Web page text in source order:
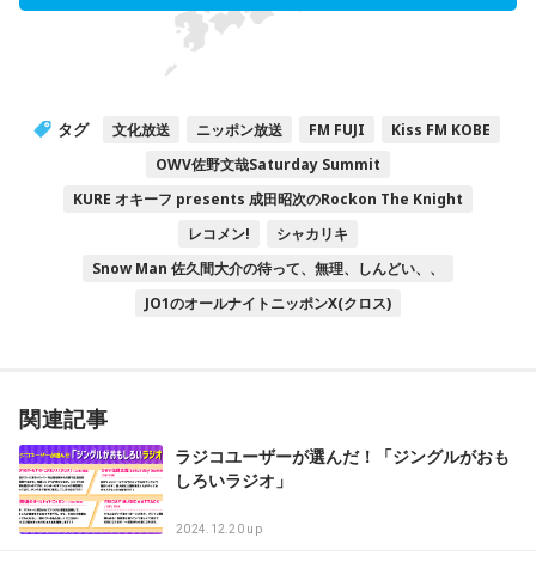
タグ 文化放送 ニッポン放送 FM FUJI
Kiss FM KOBE
OWV佐野文哉Saturday Summit
KURE オキーフ presents 成田昭次のRockon The Knight
レコメン!
シャカリキ
Snow Man 佐久間大介の待って、無理、しんどい、、
JO1のオールナイトニッポンX(クロス)
関連記事
ラジコユーザーが選んだ！「ジングルがおも
しろいラジオ」
2024.12.20 up